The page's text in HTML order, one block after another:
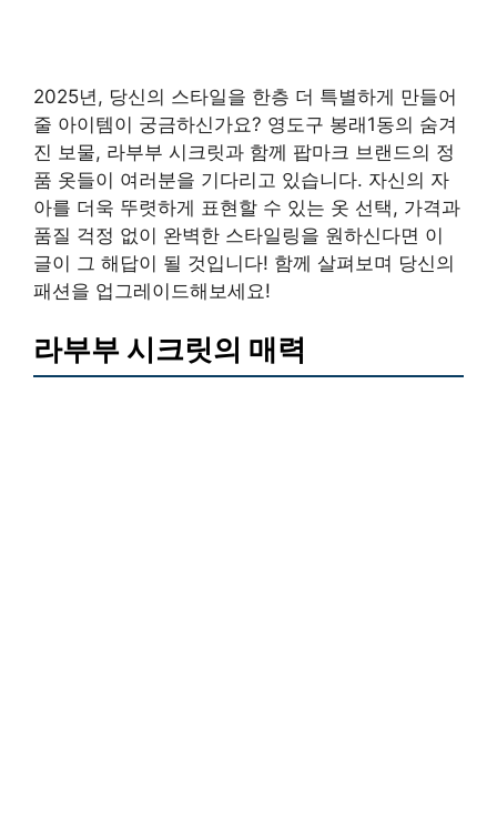
2025년, 당신의 스타일을 한층 더 특별하게 만들어
줄 아이템이 궁금하신가요? 영도구 봉래1동의 숨겨
진 보물, 라부부 시크릿과 함께 팝마크 브랜드의 정
품 옷들이 여러분을 기다리고 있습니다. 자신의 자
아를 더욱 뚜렷하게 표현할 수 있는 옷 선택, 가격과
품질 걱정 없이 완벽한 스타일링을 원하신다면 이
글이 그 해답이 될 것입니다! 함께 살펴보며 당신의
패션을 업그레이드해보세요!
라부부 시크릿의 매력